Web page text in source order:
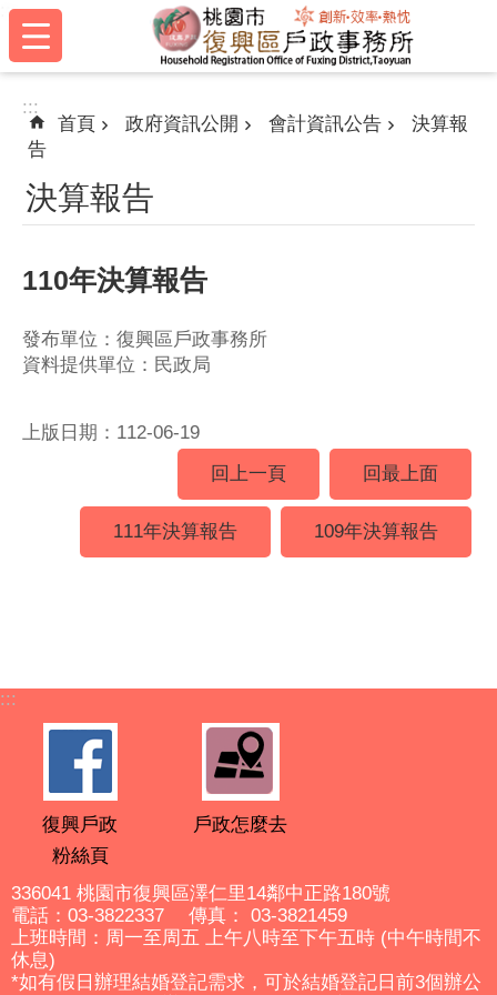
跳到主要內容區塊
:::
:::
首頁 政府資訊公開 會計資訊公告
決算報
告
決算報告
110年決算報告
發布單位：復興區戶政事務所
資料提供單位：民政局
上版日期：112-06-19
回上一頁
回最上面
111年決算報告 109年決算報告
:::
復興戶政
粉絲頁
戶政怎麼去
336041 桃園市復興區澤仁里14鄰中正路180號
電話：03-3822337 傳真： 03-3821459
上班時間：周一至周五 上午八時至下午五時 (中午時間不
休息)
*如有假日辦理結婚登記需求，可於結婚登記日前3個辦公